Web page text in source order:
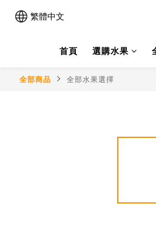
繁體中文
首頁 選購水果
全部商品 全部水果選擇